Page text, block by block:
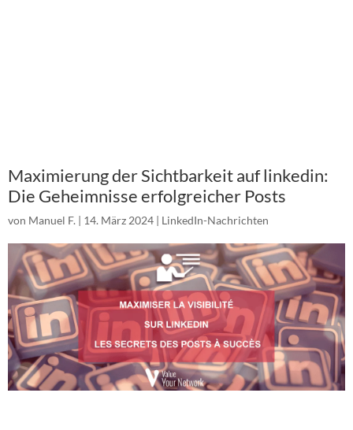
Maximierung der Sichtbarkeit auf linkedin:
Die Geheimnisse erfolgreicher Posts
von Manuel F. | 14. März 2024 | LinkedIn-Nachrichten